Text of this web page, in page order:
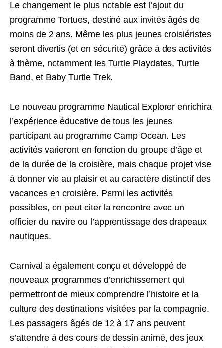
Le changement le plus notable est l’ajout du
programme Tortues, destiné aux invités âgés de
moins de 2 ans. Même les plus jeunes croisiéristes
seront divertis (et en sécurité) grâce à des activités
à thème, notamment les Turtle Playdates, Turtle
Band, et Baby Turtle Trek.
Le nouveau programme Nautical Explorer enrichira
l’expérience éducative de tous les jeunes
participant au programme Camp Ocean. Les
activités varieront en fonction du groupe d’âge et
de la durée de la croisière, mais chaque projet vise
à donner vie au plaisir et au caractère distinctif des
vacances en croisière. Parmi les activités
possibles, on peut citer la rencontre avec un
officier du navire ou l’apprentissage des drapeaux
nautiques.
Carnival a également conçu et développé de
nouveaux programmes d’enrichissement qui
permettront de mieux comprendre l’histoire et la
culture des destinations visitées par la compagnie.
Les passagers âgés de 12 à 17 ans peuvent
s’attendre à des cours de dessin animé, des jeux